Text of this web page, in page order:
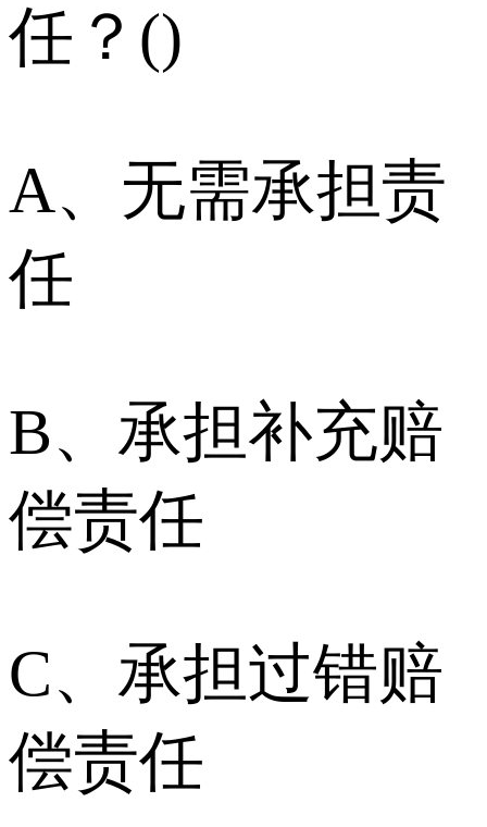
任？()
A、无需承担责
任
B、承担补充赔
偿责任
C、承担过错赔
偿责任